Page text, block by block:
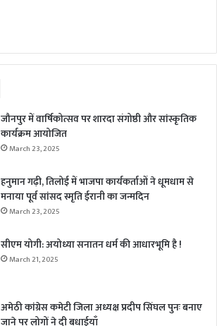
जौनपुर में वार्षिकोत्सव पर शारदा संगोष्ठी और सांस्कृतिक
कार्यक्रम आयोजित
March 23, 2025
हनुमान गढ़ी, तिलोई में भाजपा कार्यकर्ताओं ने धूमधाम से
मनाया पूर्व सांसद स्मृति ईरानी का जन्मदिन
March 23, 2025
सीएम योगी: अयोध्या सनातन धर्म की आधारभूमि है !
March 21, 2025
अमेठी कांग्रेस कमेटी जिला अध्यक्ष प्रदीप सिंघल पुनः बनाए
जाने पर लोगों ने दी बधाईयाँ